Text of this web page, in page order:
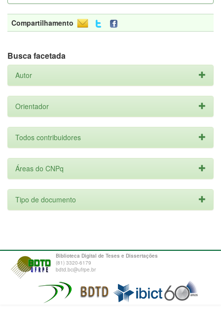
Compartilhamento
Busca facetada
Autor
Orientador
Todos contribuidores
Áreas do CNPq
Tipo de documento
Biblioteca Digital de Teses e Dissertações
(81) 3320-6179
bdtd.bc@ufrpe.br